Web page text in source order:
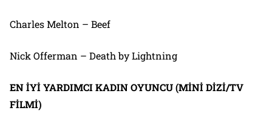
Charles Melton – Beef
Nick Offerman – Death by Lightning
EN İYİ YARDIMCI KADIN OYUNCU (MİNİ DİZİ/TV
FİLMİ)